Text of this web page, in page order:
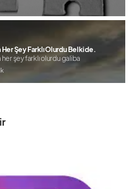
Şey Farklı Olurdu Belki de.
şey farklı olurdu galiba